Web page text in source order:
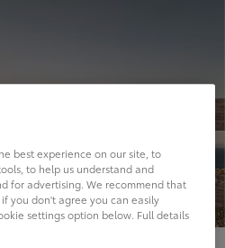
best experience on our site, to
to help us understand and
for advertising. We recommend that
you don't agree you can easily
settings option below. Full details